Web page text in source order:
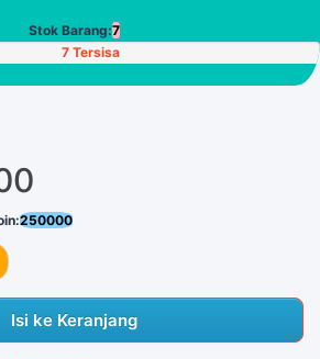
Stok Barang:7
7 Tersisa
250000
Isi ke Keranjang